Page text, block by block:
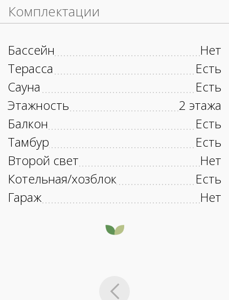
Комплектации
Бассейн
Нет
Терасса
Есть
Сауна
Есть
Этажность
2 этажа
Балкон
Есть
Тамбур
Есть
Второй свет
Нет
Котельная/хозблок
Есть
Гараж
Нет